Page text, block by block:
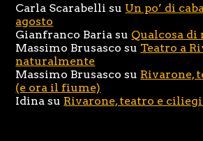
Carla Scarabelli su Un po’ di
agosto
Gianfranco Baria su Qualcosa
Massimo Brusasco su Teatro a
naturalmente
Massimo Brusasco su Rivarone,
(e ora il fiume)
Idina su Rivarone, teatro e